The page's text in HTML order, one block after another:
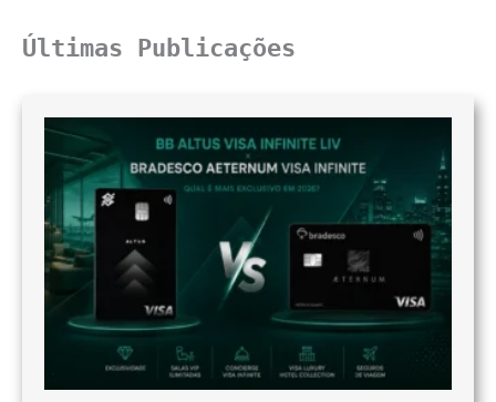
Últimas Publicações